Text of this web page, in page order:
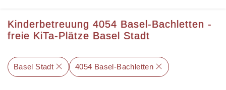
Kinderbetreuung 4054 Basel-Bachletten -
freie KiTa-Plätze Basel Stadt
Basel Stadt 4054 Basel-Bachletten